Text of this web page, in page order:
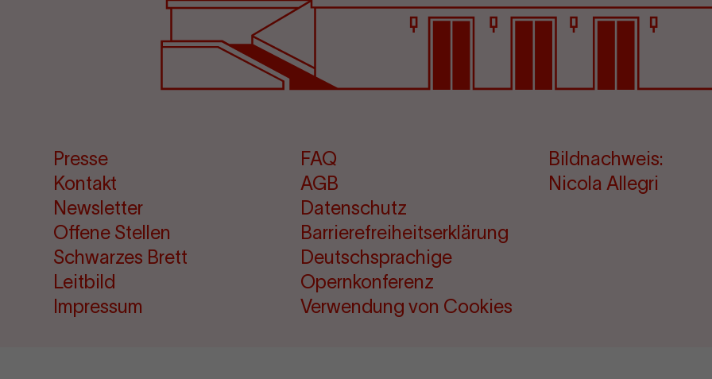
Presse
Kontakt
Newsletter
Offene Stellen
Schwarzes Brett
Leitbild
Impressum
FAQ
AGB
Datenschutz
Barrierefreiheitserklärung
Deutschsprachige
Opernkonferenz
Verwendung von Cookies
Bildnachweis:
Nicola Allegri